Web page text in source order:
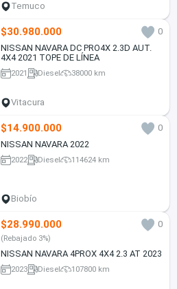
Temuco
$30.980.000
0
NISSAN NAVARA DC PRO4X 2.3D AUT.
4X4 2021 TOPE DE LÍNEA
2021 Diesel 38000 km
Vitacura
$14.900.000
0
NISSAN NAVARA 2022
2022 Diesel 114624 km
Biobío
$28.990.000 0
(Rebajado 3%)
NISSAN NAVARA 4PROX 4X4 2.3 AT 2023
2023 Diesel 107800 km